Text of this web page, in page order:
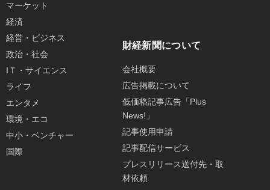
マーケット
経済
経営・ビジネス
政治・社会
IＴ・サイエンス
ライフ
エンタメ
環境・エコ
中小・ベンチャー
国際
財経新聞について
会社概要
広告掲載について
低価格記事広告「Plus
News!」
記事使用申請
記事配信サービス
プレスリリース送付先・取
材依頼